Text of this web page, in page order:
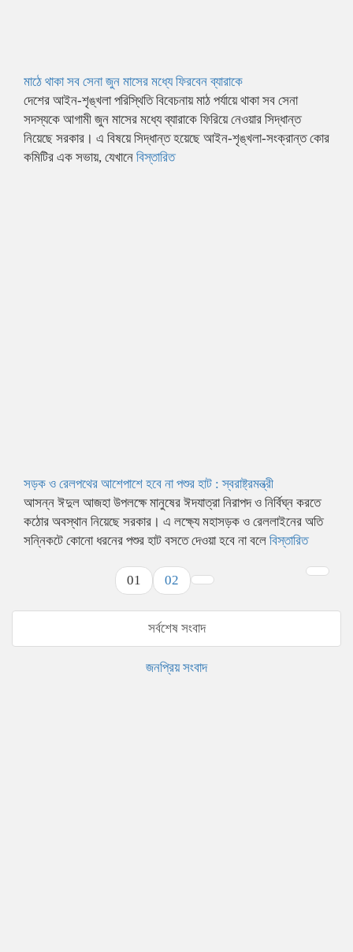
মাঠে থাকা সব সেনা জুন মাসের মধ্যে ফিরবেন ব্যারাকে
দেশের আইন-শৃঙ্খলা পরিস্থিতি বিবেচনায় মাঠ পর্যায়ে থাকা সব সেনা
সদস্যকে আগামী জুন মাসের মধ্যে ব্যারাকে ফিরিয়ে নেওয়ার সিদ্ধান্ত
নিয়েছে সরকার। এ বিষয়ে সিদ্ধান্ত হয়েছে আইন-শৃঙ্খলা-সংক্রান্ত কোর
কমিটির এক সভায়, যেখানে বিস্তারিত
সড়ক ও রেলপথের আশেপাশে হবে না পশুর হাট : স্বরাষ্ট্রমন্ত্রী
আসন্ন ঈদুল আজহা উপলক্ষে মানুষের ঈদযাত্রা নিরাপদ ও নির্বিঘ্ন করতে
কঠোর অবস্থান নিয়েছে সরকার। এ লক্ষ্যে মহাসড়ক ও রেললাইনের অতি
সন্নিকটে কোনো ধরনের পশুর হাট বসতে দেওয়া হবে না বলে বিস্তারিত
01 02
সর্বশেষ সংবাদ
জনপ্রিয় সংবাদ